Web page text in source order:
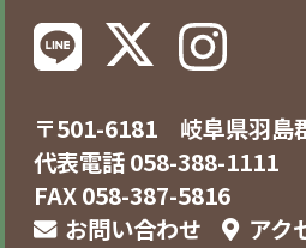
〒501-6181 岐阜県羽島
代表電話 058-388-1111
FAX 058-387-5816
お問い合わせ
アク